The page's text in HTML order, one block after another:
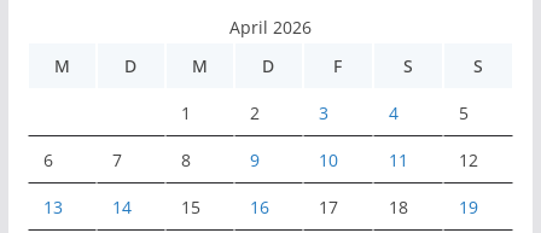
April 2026
M
D M D F S S
1 2 3 4 5
6 7 8 9 10 11 12
13 14 15 16 17 18 19